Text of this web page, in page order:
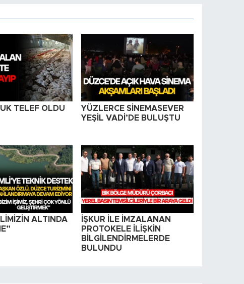
TELEF OLDU
YÜZLERCE SİNEMASEVER
YEŞİL VADİ’DE BULUŞTU
ALTINDA
İŞKUR İLE İMZALANAN
PROTOKELE İLİŞKİN
BİLGİLENDİRMELERDE
BULUNDU